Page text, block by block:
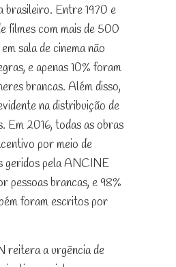
brasileiro. Entre 1970 e
filmes com mais de 500
sala de cinema não
e apenas 10% foram
brancas. Além disso,
na distribuição de
Em 2016, todas as obras
por meio de
geridos pela ANCINE
pessoas brancas, e 98%
foram escritos por
reitera a urgência de